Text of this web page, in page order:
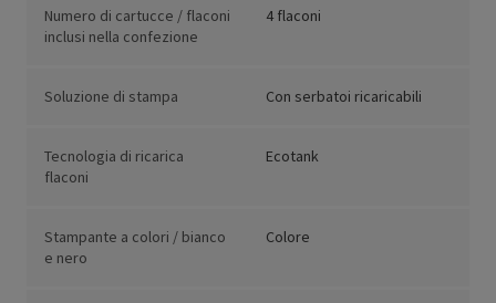
Numero di cartucce / flaconi
inclusi nella confezione
4 flaconi
Soluzione di stampa Con serbatoi ricaricabili
Tecnologia di ricarica
flaconi
Ecotank
Stampante a colori / bianco
e nero
Colore